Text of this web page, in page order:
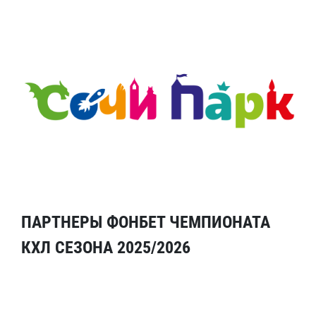
ПАРТНЕРЫ ФОНБЕТ ЧЕМПИОНАТА
КХЛ СЕЗОНА 2025/2026